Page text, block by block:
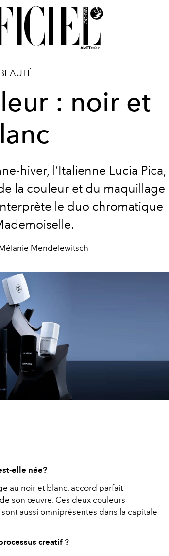
BEAUTÉ
: noir et
hiver, l’Italienne Lucia Pica,
la couleur et du maquillage
le duo chromatique
Mendelewitsch
elle née?
au noir et blanc, accord parfait
son œuvre. Ces deux couleurs
aussi omniprésentes dans la capitale
créatif ?